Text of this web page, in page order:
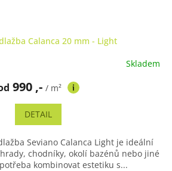
Calanca 20 mm - Light
Skladem
990 ,- / m²
DETAIL
Seviano Calanca Light je ideální
chodníky, okolí bazénů nebo jiné
kombinovat estetiku s...